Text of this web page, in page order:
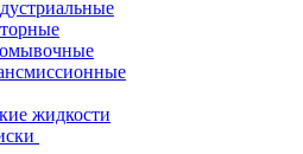
жидкости